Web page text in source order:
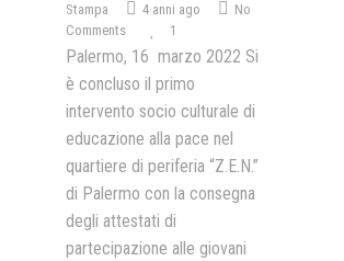
Stampa
4 anni ago
No
Comments
1
Palermo, 16 marzo 2022 Si
è concluso il primo
intervento socio culturale di
educazione alla pace nel
quartiere di periferia “Z.E.N.”
di Palermo con la consegna
degli attestati di
partecipazione alle giovani